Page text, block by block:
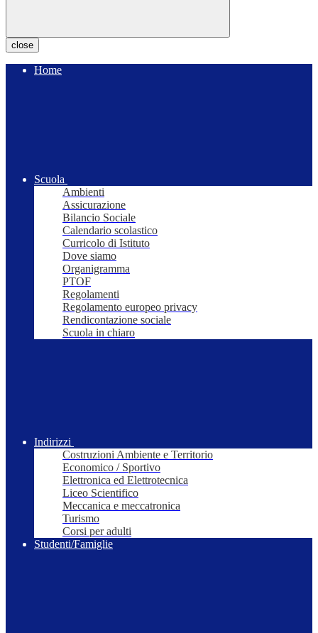
close
Home
Scuola
Ambienti
Assicurazione
Bilancio Sociale
Calendario scolastico
Curricolo di Istituto
Dove siamo
Organigramma
PTOF
Regolamenti
Regolamento europeo privacy
Rendicontazione sociale
Scuola in chiaro
Indirizzi
Costruzioni Ambiente e Territorio
Economico / Sportivo
Elettronica ed Elettrotecnica
Liceo Scientifico
Meccanica e meccatronica
Turismo
Corsi per adulti
Studenti/Famiglie